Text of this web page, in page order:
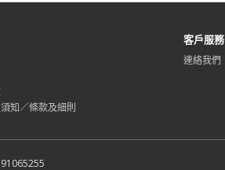
知／條款及細則
客戶服務
連絡我們